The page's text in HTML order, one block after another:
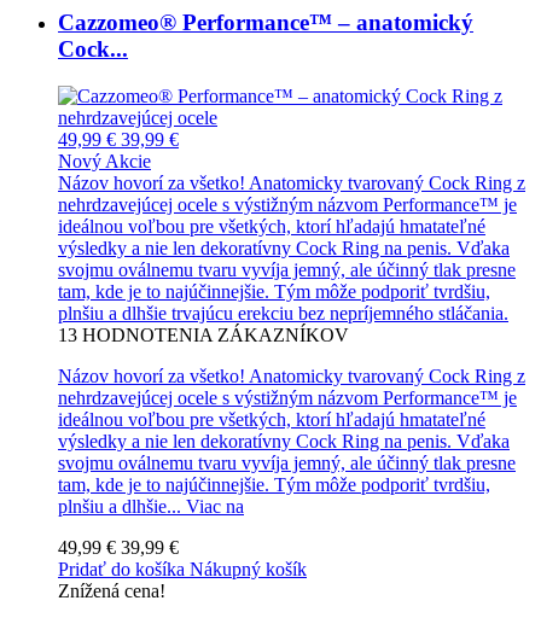
Cazzomeo® Performance™ – anatomický
Cock...
49,99 € 39,99 €
Nový Akcie
Názov hovorí za všetko! Anatomicky tvarovaný Cock Ring z
nehrdzavejúcej ocele s výstižným názvom Performance™ je
ideálnou voľbou pre všetkých, ktorí hľadajú hmatateľné
výsledky a nie len dekoratívny Cock Ring na penis. Vďaka
svojmu oválnemu tvaru vyvíja jemný, ale účinný tlak presne
tam, kde je to najúčinnejšie. Tým môže podporiť tvrdšiu,
plnšiu a dlhšie trvajúcu erekciu bez nepríjemného stláčania.
13 HODNOTENIA ZÁKAZNÍKOV
Názov hovorí za všetko! Anatomicky tvarovaný Cock Ring z
nehrdzavejúcej ocele s výstižným názvom Performance™ je
ideálnou voľbou pre všetkých, ktorí hľadajú hmatateľné
výsledky a nie len dekoratívny Cock Ring na penis. Vďaka
svojmu oválnemu tvaru vyvíja jemný, ale účinný tlak presne
tam, kde je to najúčinnejšie. Tým môže podporiť tvrdšiu,
plnšiu a dlhšie... Viac na
49,99 € 39,99 €
Pridať do košíka Nákupný košík
Znížená cena!